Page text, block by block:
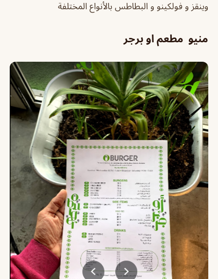
وينقز و فولكينو و البطاطس بالأنواع المختلفة
منيو مطعم او برجر